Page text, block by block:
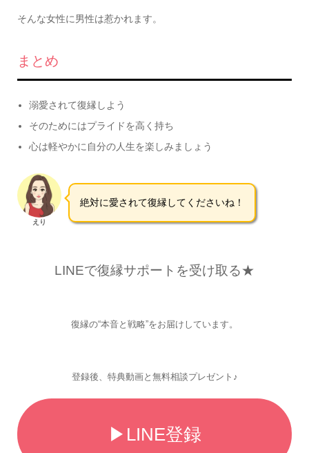
そんな女性に男性は惹かれます。
まとめ
溺愛されて復縁しよう
そのためにはプライドを高く持ち
心は軽やかに自分の人生を楽しみましょう
えり
絶対に愛されて復縁してくださいね！
LINEで復縁サポートを受け取る★
復縁の“本音と戦略”をお届けしています。
登録後、特典動画と無料相談プレゼント♪
▶LINE登録